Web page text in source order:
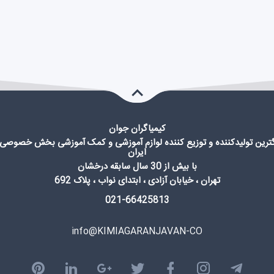
کیمیاگران جوان
تولیدکننده و توزیع کننده لوازم آموزشی و کمک آموزشی بخش
ایران
با بیش از 30 سال سابقه درخشان
تهران ، خیابان آزادی ، ابتدای نواب ، پلاک 692
021-66425813
info@KIMIAGARANJAVAN-CO